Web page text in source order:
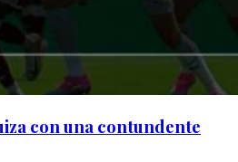
con una contundente